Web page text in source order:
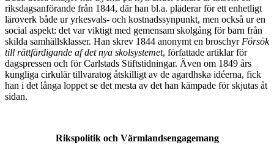
riksdagsanförande från 1844, där han bl.a. pläderar för ett enhetligt
läroverk både ur yrkesvals- och kostnadssynpunkt, men också ur en
social aspekt: det var viktigt med gemensam skolgång för barn från
skilda samhällsklasser. Han skrev 1844 anonymt en broschyrFörsök
till rättfärdigande af det nya skolsystemet, författade artiklar för
dagspressen och för Carlstads Stiftstidningar. Även om 1849 års
kungliga cirkulär tillvaratog åtskilligt av de agardhska idéerna, fick
han i det långa loppet se det mesta av det han kämpade för skjutas åt
sidan.
Rikspolitik och Värmlandsengagemang